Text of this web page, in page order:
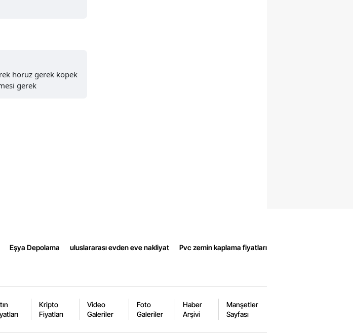
Ardahan
horuz gerek köpek
gerek
Eşya Depolama uluslararası evden eve nakliyat Pvc zemin kaplama fiyatları
Kripto
Fiyatları
Video
Galeriler
Foto
Galeriler
Haber
Arşivi
Manşetler
Sayfası